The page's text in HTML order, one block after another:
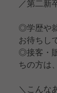
／第二新
◎学歴や
お待ちし
◎接客・
ちの方は
＼こんな